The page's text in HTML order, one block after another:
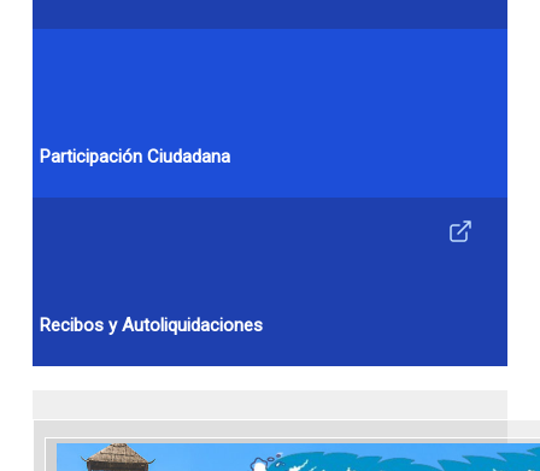
Participación Ciudadana
Recibos y Autoliquidaciones